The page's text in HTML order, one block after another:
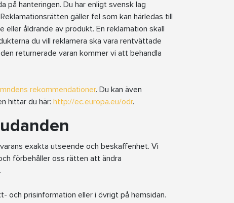
hanteringen. Du har enligt svensk lag
gäller fel som kan härledas till
åldrande av produkt. En reklamation skall
du vill reklamera ska vara rentvättade
returnerade varan kommer vi att behandla
rekommendationer. Du kan även
hittar du här: http://ec.europa.eu/odr.
exakta utseende och beskaffenhet. Vi
förbehåller oss rätten att ändra
och prisinformation eller i övrigt på hemsidan.